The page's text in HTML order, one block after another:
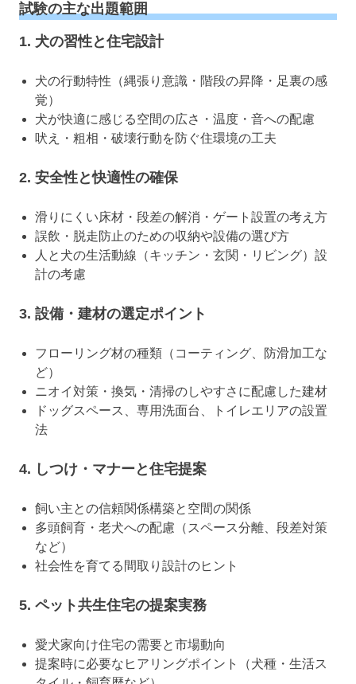
試験の主な出題範囲
1. 犬の習性と住宅設計
犬の行動特性（縄張り意識・階段の昇降・足裏の感
覚）
犬が快適に感じる空間の広さ・温度・音への配慮
吠え・粗相・破壊行動を防ぐ住環境の工夫
2. 安全性と快適性の確保
滑りにくい床材・段差の解消・ゲート設置の考え方
誤飲・脱走防止のための収納や設備の選び方
人と犬の生活動線（キッチン・玄関・リビング）設
計の考慮
3. 設備・建材の選定ポイント
フローリング材の種類（コーティング、防滑加工な
ど）
ニオイ対策・換気・清掃のしやすさに配慮した建材
ドッグスペース、専用洗面台、トイレエリアの設置
法
4. しつけ・マナーと住宅提案
飼い主との信頼関係構築と空間の関係
多頭飼育・老犬への配慮（スペース分離、段差対策
など）
社会性を育てる間取り設計のヒント
5. ペット共生住宅の提案実務
愛犬家向け住宅の需要と市場動向
提案時に必要なヒアリングポイント（犬種・生活ス